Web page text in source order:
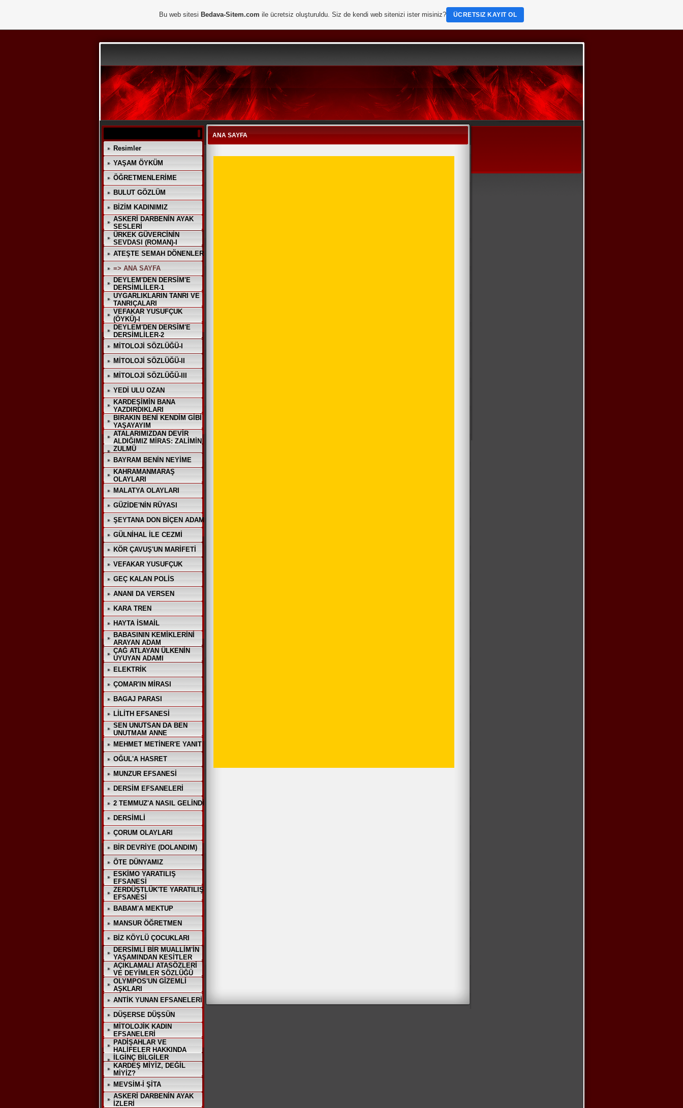
Resimler
YAŞAM ÖYKÜM
ÖĞRETMENLERİME
BULUT GÖZLÜM
BİZİM KADINIMIZ
ASKERİ DARBENİN AYAK
SESLERİ
ÜRKEK GÜVERCİNİN
SEVDASI (ROMAN)-I
ATEŞTE SEMAH DÖNENLER
=> ANA SAYFA
DEYLEM'DEN DERSİM'E
DERSİMLİLER-1
UYGARLIKLARIN TANRI VE
TANRIÇALARI
VEFAKAR YUSUFÇUK
(ÖYKÜ)-I
DEYLEM'DEN DERSİM'E
DERSİMLİLER-2
MİTOLOJİ SÖZLÜĞÜ-I
MİTOLOJİ SÖZLÜĞÜ-II
MİTOLOJİ SÖZLÜĞÜ-III
YEDİ ULU OZAN
KARDEŞİMİN BANA
YAZDIRDIKLARI
BIRAKIN BENİ KENDİM GİBİ
YAŞAYAYIM
ATALARIMIZDAN DEVİR
ALDIĞIMIZ MİRAS: ZALİMİN
ZULMÜ
BAYRAM BENİN NEYİME
KAHRAMANMARAŞ
OLAYLARI
MALATYA OLAYLARI
GÜZİDE'NİN RÜYASI
ŞEYTANA DON BİÇEN ADAM
GÜLNİHAL İLE CEZMİ
KÖR ÇAVUŞ'UN MARİFETİ
VEFAKAR YUSUFÇUK
GEÇ KALAN POLİS
ANANI DA VERSEN
KARA TREN
HAYTA İSMAİL
BABASININ KEMİKLERİNİ
ARAYAN ADAM
ÇAĞ ATLAYAN ÜLKENİN
UYUYAN ADAMI
ELEKTRİK
ÇOMAR'IN MİRASI
BAGAJ PARASI
LİLİTH EFSANESİ
SEN UNUTSAN DA BEN
UNUTMAM ANNE
MEHMET METİNER'E YANIT
OĞUL'A HASRET
MUNZUR EFSANESİ
DERSİM EFSANELERİ
2 TEMMUZ'A NASIL GELİNDİ
DERSİMLİ
ÇORUM OLAYLARI
BİR DEVRİYE (DOLANDIM)
ÖTE DÜNYAMIZ
ESKİMO YARATILIŞ
EFSANESİ
ZERDÜŞTLÜK'TE YARATILIŞ
EFSANESİ
BABAM'A MEKTUP
MANSUR ÖĞRETMEN
BİZ KÖYLÜ ÇOCUKLARI
DERSİMLİ BİR MUALLİM'İN
YAŞAMINDAN KESİTLER
AÇIKLAMALI ATASÖZLERİ
VE DEYİMLER SÖZLÜĞÜ
OLYMPOS'UN GİZEMLİ
AŞKLARI
ANTİK YUNAN EFSANELERİ
DÜŞERSE DÜŞSÜN
MİTOLOJİK KADIN
EFSANELERİ
PADİŞAHLAR VE
HALİFELER HAKKINDA
İLGİNÇ BİLGİLER
KARDEŞ MİYİZ, DEĞİL
MİYİZ?
MEVSİM-İ ŞİTA
ASKERİ DARBENİN AYAK
İZLERİ
ANA SAYFA
Bu web sitesi Bedava-Sitem.com ile ücretsiz oluşturuldu. Siz de kendi web sitenizi ister misiniz? ÜCRETSIZ KAYIT OL